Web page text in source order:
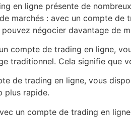
en ligne présente de
marchés : avec un compte
négocier davantage de
compte de trading en ligne,
traditionnel. Cela signifie que
de trading en ligne, vous
plus rapide.
un compte de trading en